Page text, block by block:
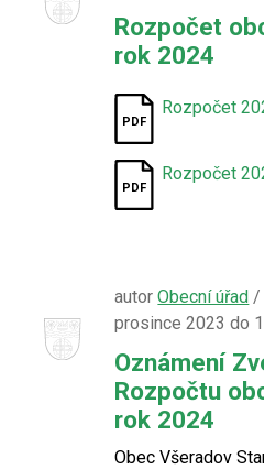
Rozpočet
rok 2024
Rozpočet
Rozpočet
autorObecní úřad /
prosince 2023 do
Oznámení
Rozpočtu
rok 2024
Obec Všeradov